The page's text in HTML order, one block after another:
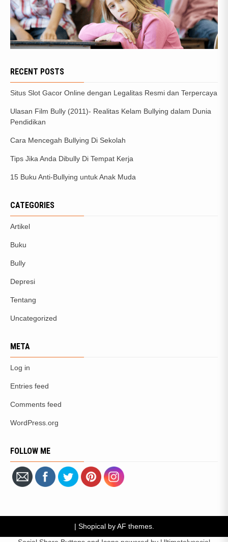
RECENT POSTS
Situs Slot Gacor Online dengan Legalitas Resmi dan Terpercaya
Ulasan Film Bully (2011)- Realitas Kelam Bullying dalam Dunia
Pendidikan
Cara Mencegah Bullying Di Sekolah
Tips Jika Anda Dibully Di Tempat Kerja
15 Buku Anti-Bullying untuk Anak Muda
CATEGORIES
Artikel
Buku
Bully
Depresi
Tentang
Uncategorized
META
Log in
Entries feed
Comments feed
WordPress.org
FOLLOW ME
| Shopicalby AF themes.